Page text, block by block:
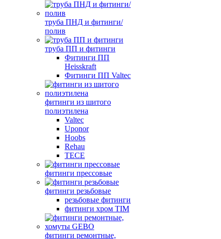
труба ПНД и фитинги/
полив
труба ПП и фитинги
Фитинги ПП
Heisskraft
Фитинги ПП Valtec
фитинги из шитого
полиэтилена
Valtec
Uponor
Hoobs
Rehau
TECE
фитинги прессовые
фитинги резьбовые
резьбовые фитинги
фитинги хром TIM
фитинги ремонтные,